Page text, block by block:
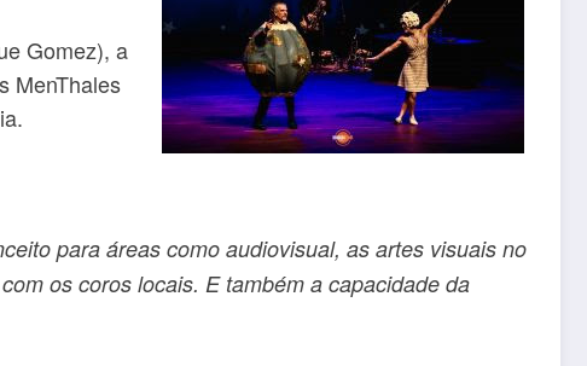
Gomez), a
MenThales
para áreas como audiovisual, as artes visuais no
os coros locais. E também a capacidade da